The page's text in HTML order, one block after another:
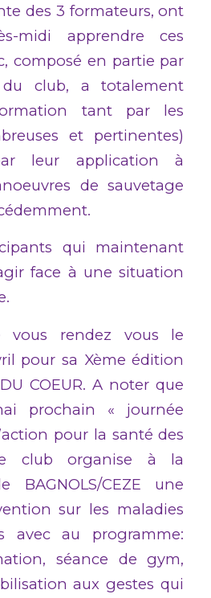
des 3 formateurs, ont
midi apprendre ces
composé en partie par
club, a totalement
tant par les
et pertinentes)
leur application à
de sauvetage
qui maintenant
face à une situation
vous rendez vous le
pour sa Xème édition
COEUR. A noter que
prochain « journée
pour la santé des
club organise à la
BAGNOLS/CEZE une
sur les maladies
avec au programme:
séance de gym,
aux gestes qui